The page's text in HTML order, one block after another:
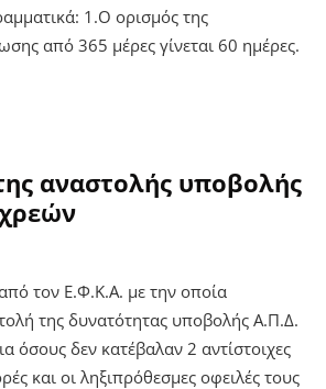
1.Ο ορισμός της
από 365 μέρες γίνεται 60 ημέρες.
αναστολής υποβολής
τον Ε.Φ.Κ.Α. με την οποία
της δυνατότητας υποβολής Α.Π.Δ.
όσους δεν κατέβαλαν 2 αντίστοιχες
και οι ληξιπρόθεσμες οφειλές τους